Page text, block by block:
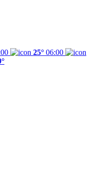
25° 06:00